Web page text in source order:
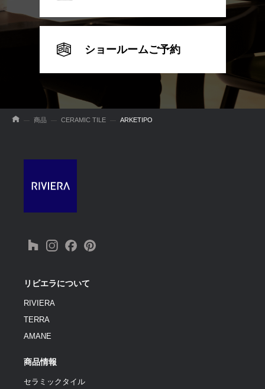
ショールームご予約
商品 CERAMIC TILE ARKETIPO
リビエラについて
RIVIERA
TERRA
AMANE
商品情報
セラミックタイル